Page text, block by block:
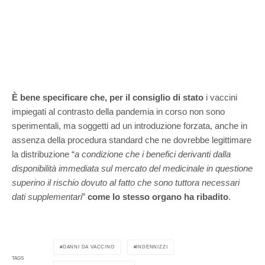
È bene specificare che, per il consiglio di stato i vaccini
impiegati al contrasto della pandemia in corso non sono
sperimentali, ma soggetti ad un introduzione forzata, anche in
assenza della procedura standard che ne dovrebbe legittimare
la distribuzione “a condizione che i benefici derivanti dalla
disponibilità immediata sul mercato del medicinale in questione
superino il rischio dovuto al fatto che sono tuttora necessari
dati supplementari” come lo stesso organo ha ribadito.
TAGS
DANNI DA VACCINO INDENNIZZI